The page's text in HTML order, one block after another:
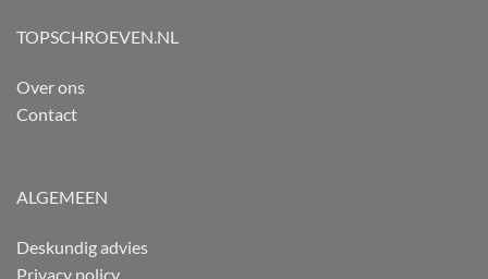
TOPSCHROEVEN.NL
Over ons
Contact
ALGEMEEN
Deskundig advies
Privacy policy